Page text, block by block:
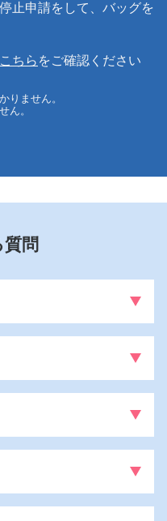
止申請をして、バッグを
こちら をご確認ください
りません。
ん。
問